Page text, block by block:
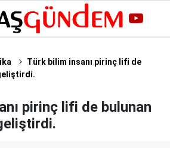
Türk bilim insanı pirinç lifi de
pirinç lifi de bulunan